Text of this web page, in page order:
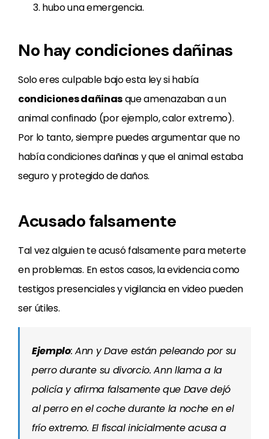
hubo una emergencia.
No hay condiciones dañinas
Solo eres culpable bajo esta ley si había
condiciones dañinasque amenazaban a un
animal confinado (por ejemplo, calor extremo).
Por lo tanto, siempre puedes argumentar que no
había condiciones dañinas y que el animal estaba
seguro y protegido de daños.
Acusado falsamente
Tal vez alguien te acusó falsamente para meterte
en problemas. En estos casos, la evidencia como
testigos presenciales y vigilancia en video pueden
ser útiles.
Ejemplo: Ann y Dave están peleando por su
perro durante su divorcio. Ann llama a la
policía y afirma falsamente que Dave dejó
al perro en el coche durante la noche en el
frío extremo. El fiscal inicialmente acusa a